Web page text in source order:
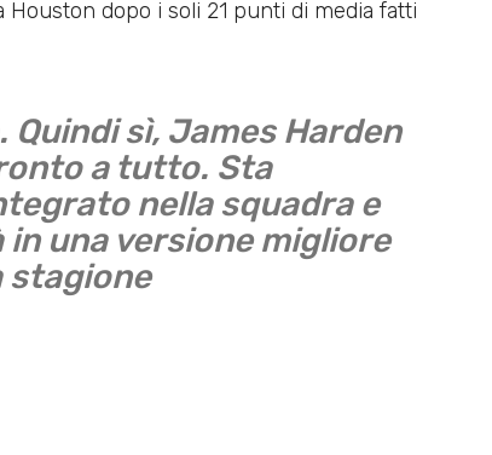
dopo i soli 21 punti di media fatti
sì, James Harden
a tutto. Sta
nella squadra e
una versione migliore
stagione